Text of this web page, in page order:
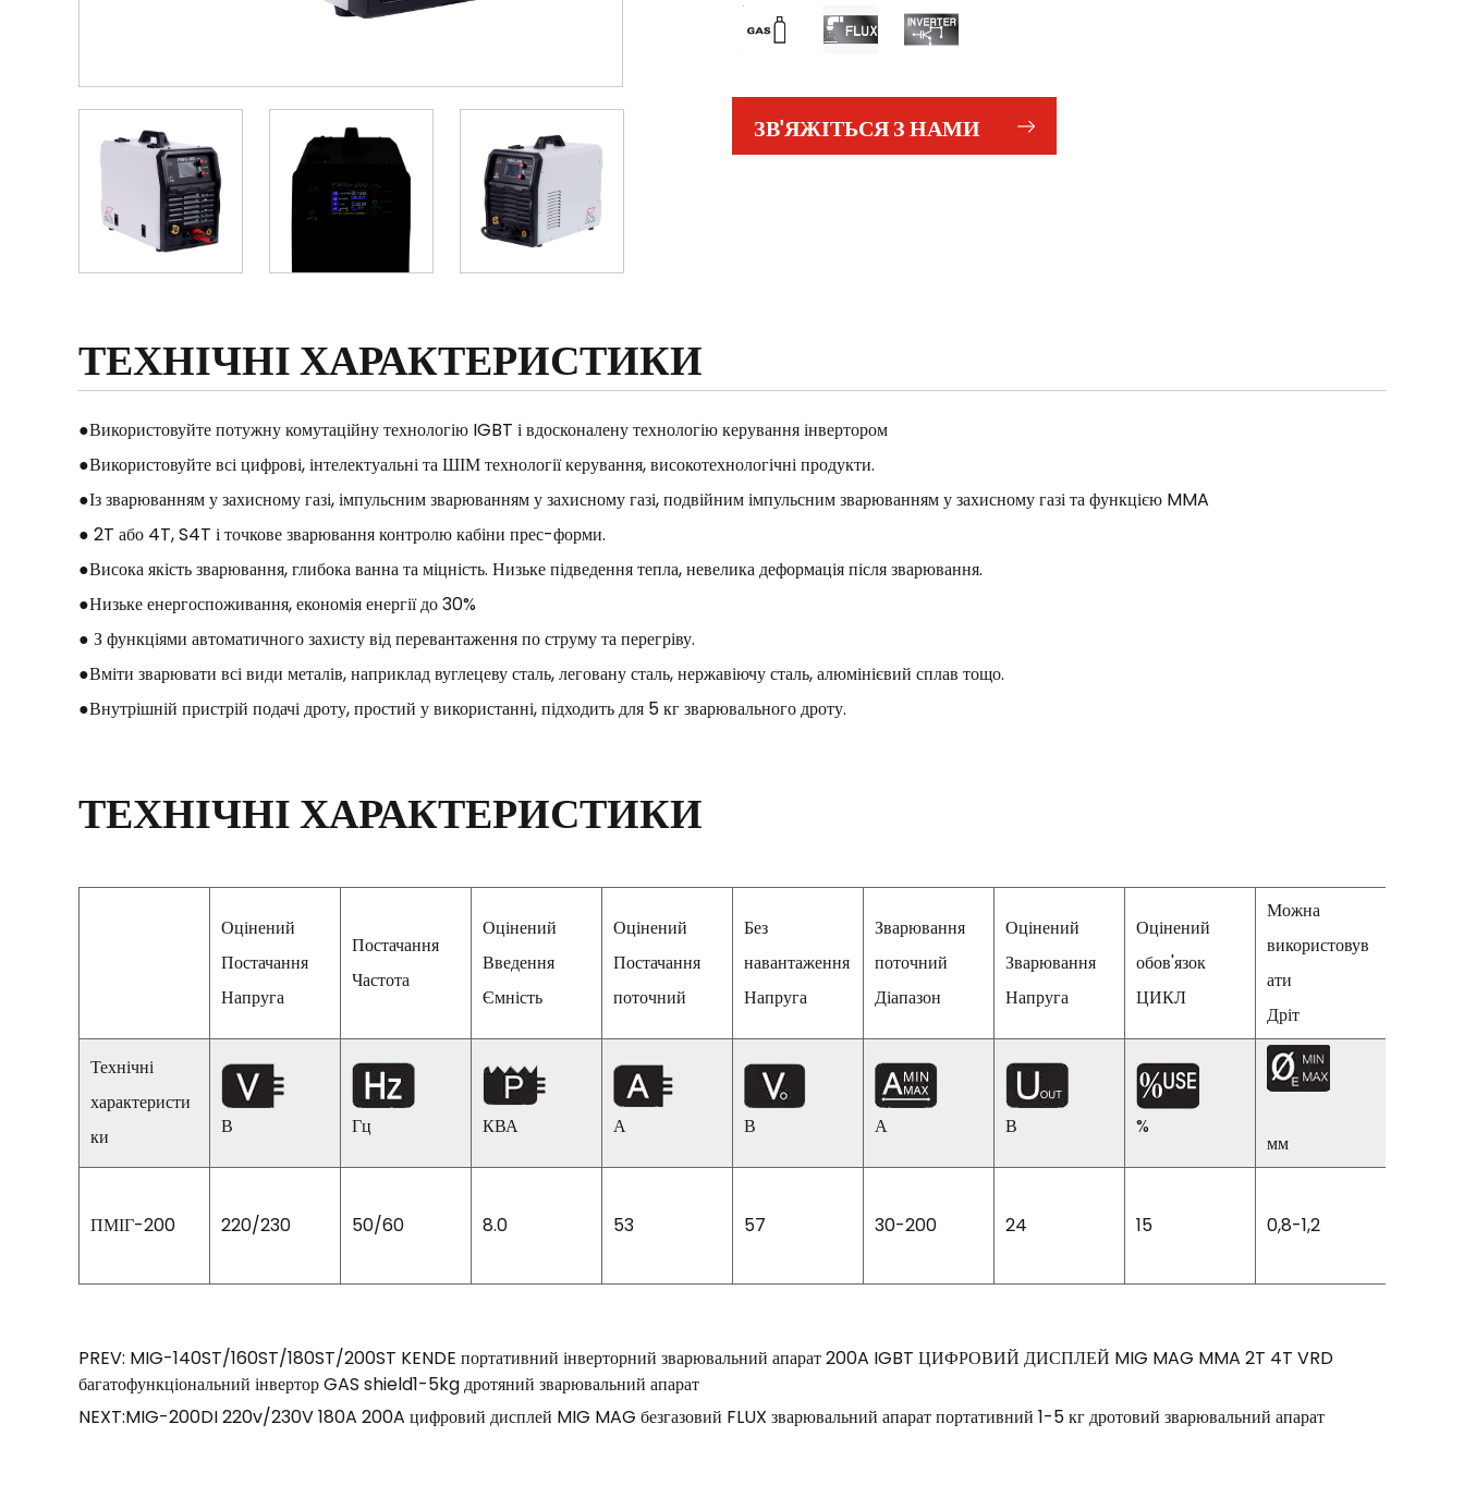
ЗВ'ЯЖІТЬСЯ З НАМИ
ТЕХНІЧНІ ХАРАКТЕРИСТИКИ
●Використовуйте потужну комутаційну технологію IGBT і вдосконалену технологію керування інвертором
●Використовуйте всі цифрові, інтелектуальні та ШІМ технології керування, високотехнологічні продукти.
●Із зварюванням у захисному газі, імпульсним зварюванням у захисному газі, подвійним імпульсним зварюванням у захисному газі та функцією MMA
● 2T або 4T, S4T і точкове зварювання контролю кабіни прес-форми.
●Висока якість зварювання, глибока ванна та міцність. Низьке підведення тепла, невелика деформація після зварювання.
●Низьке енергоспоживання, економія енергії до 30%
● З функціями автоматичного захисту від перевантаження по струму та перегріву.
●Вміти зварювати всі види металів, наприклад вуглецеву сталь, леговану сталь, нержавіючу сталь, алюмінієвий сплав тощо.
●Внутрішній пристрій подачі дроту, простий у використанні, підходить для 5 кг зварювального дроту.
ТЕХНІЧНІ ХАРАКТЕРИСТИКИ
Оцінений
Постачання
Напруга
Постачання
Частота
Оцінений
Введення
Ємність
Оцінений
Постачання
поточний
Без
навантаження
Напруга
Зварювання
поточний
Діапазон
Оцінений
Зварювання
Напруга
Оцінений
обов'язок
ЦИКЛ
Можна
використовув
ати
Дріт
Технічні
характеристи
ки
В Гц КВА А В А В %
мм
ПМІГ-200 220/230 50/60 8.0 53 57 30-200 24 15 0,8-1,2
PREV: MIG-140ST/160ST/180ST/200ST KENDE портативний інверторний зварювальний апарат 200A IGBT ЦИФРОВИЙ ДИСПЛЕЙ MIG MAG MMA 2T 4T VRD
багатофункціональний інвертор GAS shield1-5kg дротяний зварювальний апарат
NEXT:MIG-200DI 220v/230V 180A 200A цифровий дисплей MIG MAG безгазовий FLUX зварювальний апарат портативний 1-5 кг дротовий зварювальний апарат